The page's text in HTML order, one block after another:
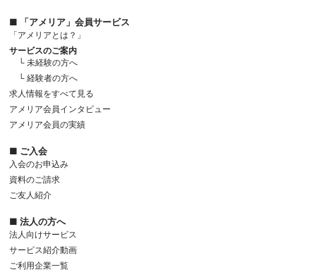
■ 「アメリア」会員サービス
「アメリアとは？」
サービスのご案内
└ 未経験の方へ
└ 経験者の方へ
求人情報をすべて見る
アメリア会員インタビュー
アメリア会員の実績
■ ご入会
入会のお申込み
資料のご請求
ご友人紹介
■ 法人の方へ
法人向けサービス
サービス紹介動画
ご利用企業一覧